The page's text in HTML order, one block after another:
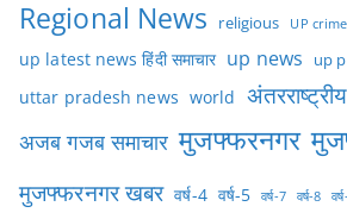
Regional News religious UP
up latest news हिंदी समाचार up news up
uttar pradesh news world
अजब गजब समाचार मुजफ्फरनगर
मुजफ्फरनगर खबर वर्ष-4 वर्ष-5 वर्ष-7 वर्ष-8